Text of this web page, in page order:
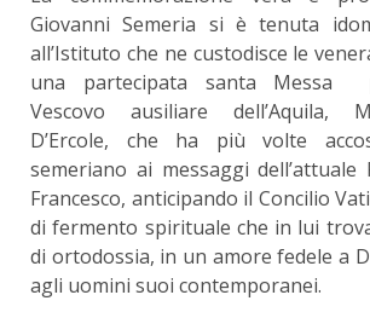
Giovanni Semeria si è tenuta
all’Istituto che ne custodisce le
una partecipata santa Messa
Vescovo ausiliare dell’Aquila,
D’Ercole, che ha più volte
semeriano ai messaggi dell’attuale
Francesco, anticipando il Concilio
di fermento spirituale che in lui
di ortodossia, in un amore fedele a
agli uomini suoi contemporanei.